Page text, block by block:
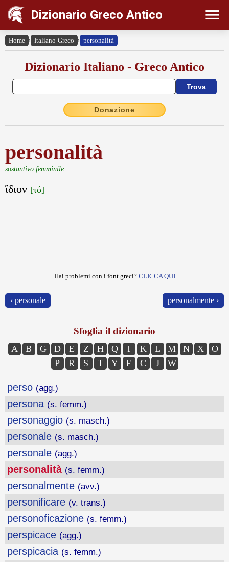
Dizionario Greco Antico
Home › Italiano-Greco › personalità
Dizionario Italiano - Greco Antico
Donazione
personalità
sostantivo femminile
ἴδιον [τό]
Hai problemi con i font greci? CLICCA QUI
‹ personale personalmente ›
Sfoglia il dizionario
A B G D E Z H Q I K L M N X
O
P
R S T Y F C J W
perso (agg.)
persona (s. femm.)
personaggio (s. masch.)
personale (s. masch.)
personale (agg.)
personalità (s. femm.)
personalmente (avv.)
personificare (v. trans.)
personoficazione (s. femm.)
perspicace (agg.)
perspicacia (s. femm.)